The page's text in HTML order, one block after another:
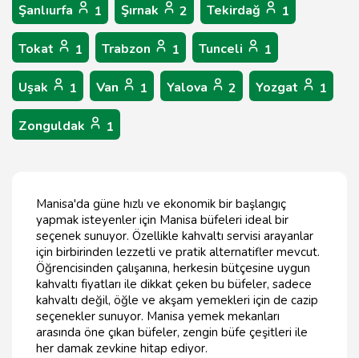
Şanlıurfa 1 Şırnak 2 Tekirdağ 1
Tokat 1 Trabzon 1 Tunceli 1
Uşak 1 Van 1 Yalova 2 Yozgat 1
Zonguldak 1
Manisa'da güne hızlı ve ekonomik bir başlangıç
yapmak isteyenler için Manisa büfeleri ideal bir
seçenek sunuyor. Özellikle kahvaltı servisi arayanlar
için birbirinden lezzetli ve pratik alternatifler mevcut.
Öğrencisinden çalışanına, herkesin bütçesine uygun
kahvaltı fiyatları ile dikkat çeken bu büfeler, sadece
kahvaltı değil, öğle ve akşam yemekleri için de cazip
seçenekler sunuyor. Manisa yemek mekanları
arasında öne çıkan büfeler, zengin büfe çeşitleri ile
her damak zevkine hitap ediyor.